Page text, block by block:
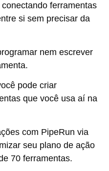
ferramentas
si sem precisar da
nem escrever
pode criar
que você usa aí na
com PipeRun via
seu plano de ação
70 ferramentas.